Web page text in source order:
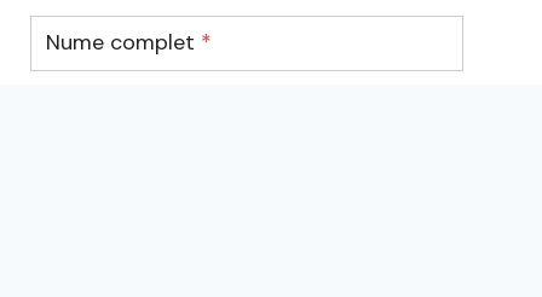
Nume complet *